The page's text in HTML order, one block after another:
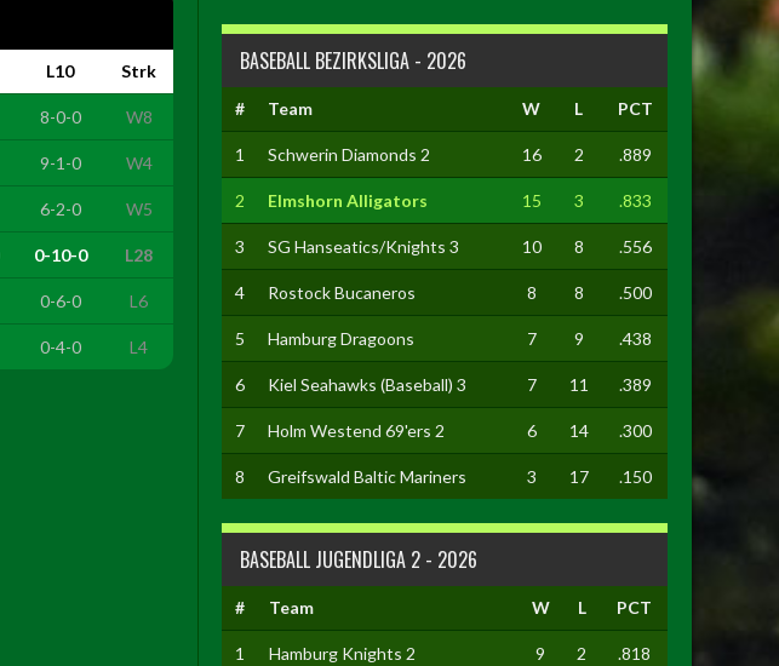
L10 Strk
8-0-0 W8
9-1-0 W4
6-2-0 W5
0-10-0 L28
0-6-0 L6
0-4-0 L4
BASEBALL BEZIRKSLIGA - 2026
# Team W L PCT
1 Schwerin Diamonds 2 16 2 .889
2 Elmshorn Alligators 15 3 .833
3 SG Hanseatics/Knights 3 10 8 .556
4 Rostock Bucaneros 8 8 .500
5 Hamburg Dragoons 7 9 .438
6 Kiel Seahawks (Baseball) 3 7 11 .389
7 Holm Westend 69'ers 2 6 14 .300
8 Greifswald Baltic Mariners 3 17 .150
BASEBALL JUGENDLIGA 2 - 2026
# Team W L PCT
1 Hamburg Knights 2 9 2 .818